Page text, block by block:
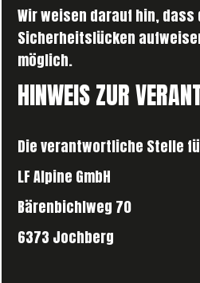
Wir weisen darauf hin,
Sicherheitslücken
möglich.
HINWEIS ZUR
Die verantwortliche Stelle
LF Alpine GmbH
Bärenbichlweg 70
6373 Jochberg